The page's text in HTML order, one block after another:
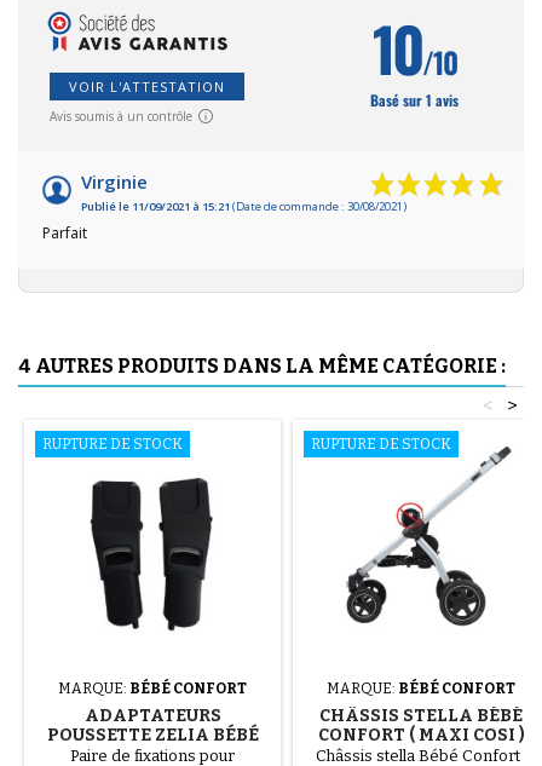
VOIR L'ATTESTATION
Avis soumis à un contrôle
10/10
Basé sur 1 avis
Virginie
Publié le 11/09/2021 à 15:21 (Date de commande : 30/08/2021)
Parfait
4 AUTRES PRODUITS DANS LA MÊME CATÉGORIE :
>
<
RUPTURE DE STOCK
MARQUE: BÉBÉ CONFORT
ADAPTATEURS
POUSSETTE ZELIA BÉBÉ
CONFORT
Paire de fixations pour
RUPTURE DE STOCK
MARQUE: BÉBÉ CONFORT
CHÂSSIS STELLA BÉBÉ
CONFORT ( MAXI COSI )
Châssis stella Bébé Confort ,